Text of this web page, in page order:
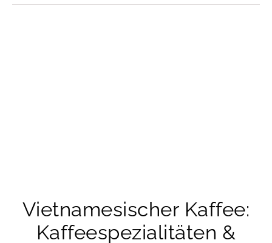
Vietnamesischer Kaffee:
Kaffeespezialitäten &